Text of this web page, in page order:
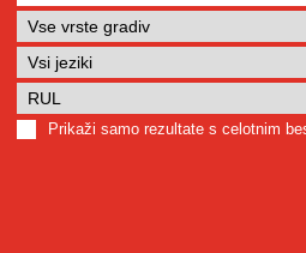
Prikaži samo rezultate s celotnim